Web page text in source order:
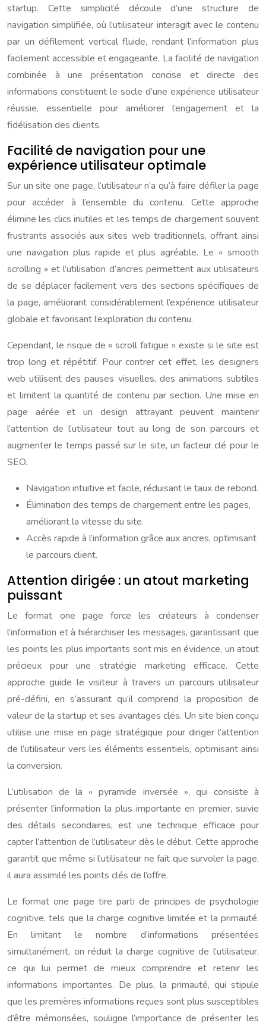
startup. Cette simplicité découle d’une structure de
navigation simplifiée, où l’utilisateur interagit avec le contenu
par un défilement vertical fluide, rendant l’information plus
facilement accessible et engageante. La facilité de navigation
combinée à une présentation concise et directe des
informations constituent le socle d’une expérience utilisateur
réussie, essentielle pour améliorer l’engagement et la
fidélisation des clients.
Facilité de navigation pour une
expérience utilisateur optimale
Sur un site one page, l’utilisateur n’a qu’à faire défiler la page
pour accéder à l’ensemble du contenu. Cette approche
élimine les clics inutiles et les temps de chargement souvent
frustrants associés aux sites web traditionnels, offrant ainsi
une navigation plus rapide et plus agréable. Le « smooth
scrolling » et l’utilisation d’ancres permettent aux utilisateurs
de se déplacer facilement vers des sections spécifiques de
la page, améliorant considérablement l’expérience utilisateur
globale et favorisant l’exploration du contenu.
Cependant, le risque de « scroll fatigue » existe si le site est
trop long et répétitif. Pour contrer cet effet, les designers
web utilisent des pauses visuelles, des animations subtiles
et limitent la quantité de contenu par section. Une mise en
page aérée et un design attrayant peuvent maintenir
l’attention de l’utilisateur tout au long de son parcours et
augmenter le temps passé sur le site, un facteur clé pour le
SEO.
Navigation intuitive et facile, réduisant le taux de rebond.
Élimination des temps de chargement entre les pages,
améliorant la vitesse du site.
Accès rapide à l’information grâce aux ancres, optimisant
le parcours client.
Attention dirigée : un atout marketing
puissant
Le format one page force les créateurs à condenser
l’information et à hiérarchiser les messages, garantissant que
les points les plus importants sont mis en évidence, un atout
précieux pour une stratégie marketing efficace. Cette
approche guide le visiteur à travers un parcours utilisateur
pré-défini, en s’assurant qu’il comprend la proposition de
valeur de la startup et ses avantages clés. Un site bien conçu
utilise une mise en page stratégique pour diriger l’attention
de l’utilisateur vers les éléments essentiels, optimisant ainsi
la conversion.
L’utilisation de la « pyramide inversée », qui consiste à
présenter l’information la plus importante en premier, suivie
des détails secondaires, est une technique efficace pour
capter l’attention de l’utilisateur dès le début. Cette approche
garantit que même si l’utilisateur ne fait que survoler la page,
il aura assimilé les points clés de l’offre.
Le format one page tire parti de principes de psychologie
cognitive, tels que la charge cognitive limitée et la primauté.
En limitant le nombre d’informations présentées
simultanément, on réduit la charge cognitive de l’utilisateur,
ce qui lui permet de mieux comprendre et retenir les
informations importantes. De plus, la primauté, qui stipule
que les premières informations reçues sont plus susceptibles
d’être mémorisées, souligne l’importance de présenter les